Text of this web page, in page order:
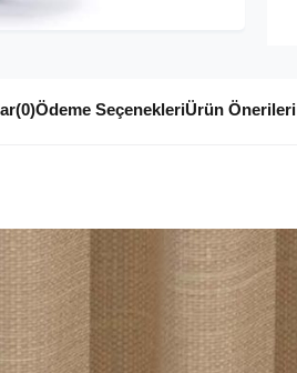
(0)Ödeme SeçenekleriÜrün Önerileri